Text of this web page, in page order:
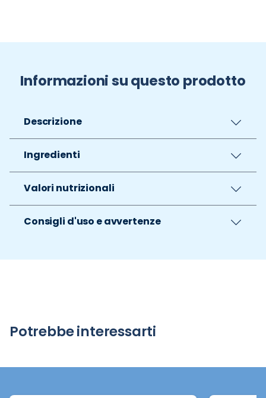
Informazioni su questo prodotto
Descrizione
Ingredienti
Valori nutrizionali
Consigli d'uso e avvertenze
Potrebbe interessarti